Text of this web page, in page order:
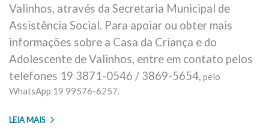
Valinhos, através da Secretaria Municipal de
Assistência Social. Para apoiar ou obter mais
informações sobre a Casa da Criança e do
Adolescente de Valinhos, entre em contato pelos
telefones 19 3871-0546 / 3869-5654, pelo
WhatsApp 19 99576-6257.
LEIA MAIS